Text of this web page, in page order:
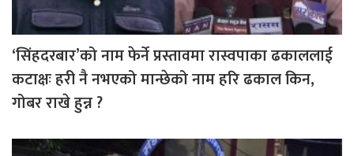
‘सिंहदरबार’को नाम फेर्ने प्रस्तावमा रास्वपाका ढकाललाई
कटाक्षः हरी नै नभएको मान्छेको नाम हरि ढकाल किन,
गोबर राखे हुन्न ?